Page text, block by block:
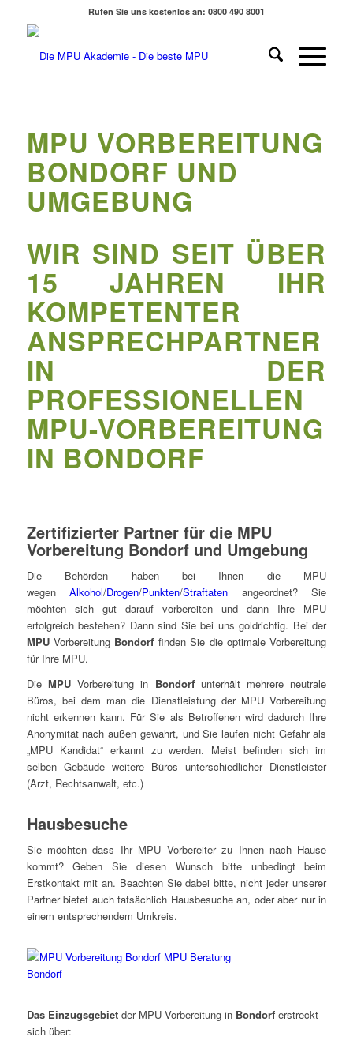
Rufen Sie uns kostenlos an: 0800 490 8001
MPU VORBEREITUNG
BONDORF UND
UMGEBUNG
WIR SIND SEIT ÜBER
15 JAHREN IHR
KOMPETENTER
ANSPRECHPARTNER
IN DER
PROFESSIONELLEN
MPU-VORBEREITUNG
IN BONDORF
Zertifizierter Partner für die MPU
Vorbereitung Bondorf und Umgebung
Die Behörden haben bei Ihnen die MPU
wegenAlkohol/Drogen/Punkten/Straftaten angeordnet? Sie
möchten sich gut darauf vorbereiten und dann Ihre MPU
erfolgreich bestehen? Dann sind Sie bei uns goldrichtig. Bei der
MPUVorbereitung Bondorf finden Sie die optimale Vorbereitung
für Ihre MPU.
Die MPUVorbereitung in Bondorfunterhält mehrere neutrale
Büros, bei dem man die Dienstleistung der MPU Vorbereitung
nicht erkennen kann. Für Sie als Betroffenen wird dadurch Ihre
Anonymität nach außen gewahrt, und Sie laufen nicht Gefahr als
„MPU Kandidat“ erkannt zu werden. Meist befinden sich im
selben Gebäude weitere Büros unterschiedlicher Dienstleister
(Arzt, Rechtsanwalt, etc.)
Hausbesuche
Sie möchten dass Ihr MPU Vorbereiter zu Ihnen nach Hause
kommt? Geben Sie diesen Wunsch bitte unbedingt beim
Erstkontakt mit an. Beachten Sie dabei bitte, nicht jeder unserer
Partner bietet auch tatsächlich Hausbesuche an, oder aber nur in
einem entsprechendem Umkreis.
Das Einzugsgebiet der MPU Vorbereitung in Bondorferstreckt
sich über: